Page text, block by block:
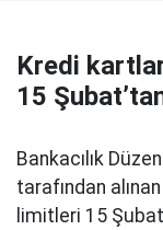
Kredi
15
Bankacılık
tarafından
limitleri 15